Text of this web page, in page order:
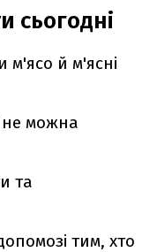
сьогодні
м'ясо й м'ясні
не можна
та
тим, хто